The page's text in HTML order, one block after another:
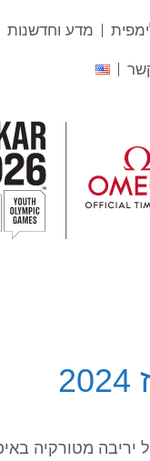
מדע וחדשנות
האולימפיים פריז 2024: ג׳ודו – מאיה